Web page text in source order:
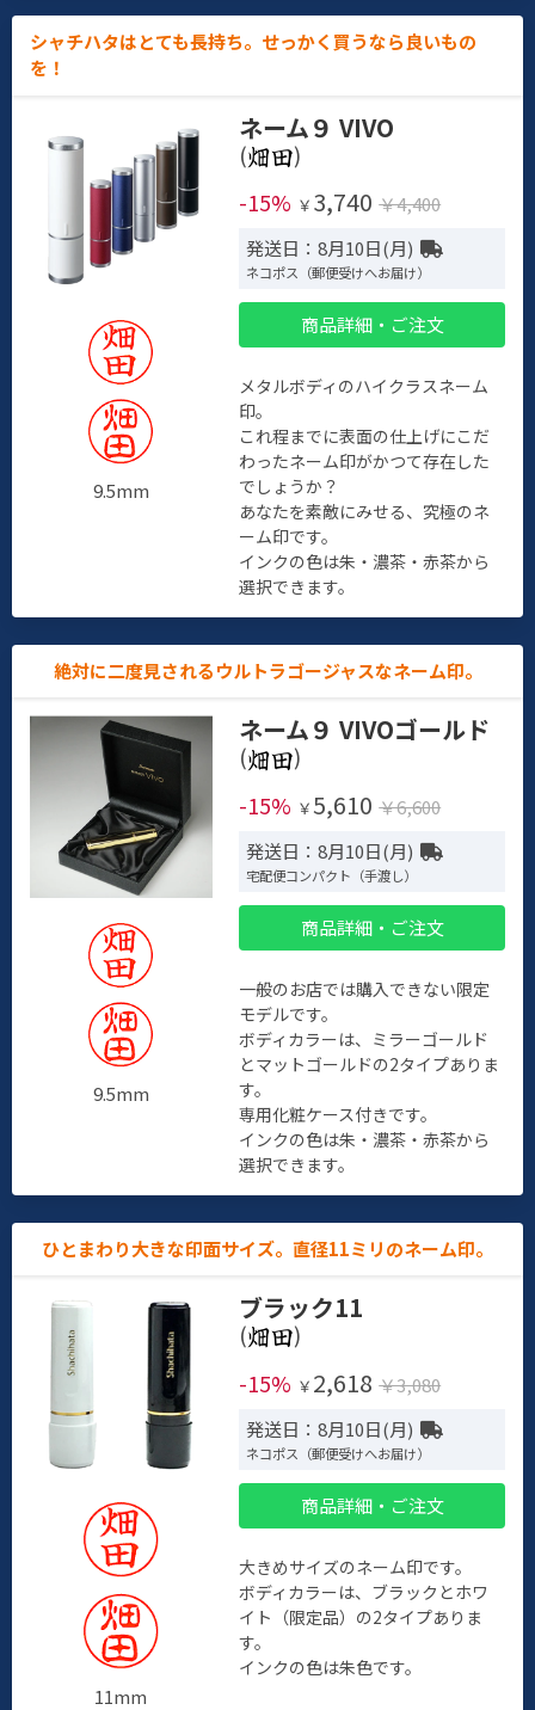
シャチハタはとても長持ち。せっかく買うなら良いもの
を！
9.5mm
ネーム９ VIVO
(
)
-15% ￥ 3,740 ￥4,400
発送日：8月10日(月)
ネコポス（郵便受けへお届け）
商品詳細・ご注文
メタルボディのハイクラスネーム
印。
これ程までに表面の仕上げにこだ
わったネーム印がかつて存在した
でしょうか？
あなたを素敵にみせる、究極のネ
ーム印です。
インクの色は朱・濃茶・赤茶から
選択できます。
絶対に二度見されるウルトラゴージャスなネーム印。
9.5mm
ネーム９ VIVOゴールド
(
)
-15% ￥ 5,610 ￥6,600
発送日：8月10日(月)
宅配便コンパクト（手渡し）
商品詳細・ご注文
一般のお店では購入できない限定
モデルです。
ボディカラーは、ミラーゴールド
とマットゴールドの2タイプありま
す。
専用化粧ケース付きです。
インクの色は朱・濃茶・赤茶から
選択できます。
ひとまわり大きな印面サイズ。直径11ミリのネーム印。
11mm
ブラック11
(
)
-15% ￥ 2,618 ￥3,080
発送日：8月10日(月)
ネコポス（郵便受けへお届け）
商品詳細・ご注文
大きめサイズのネーム印です。
ボディカラーは、ブラックとホワ
イト（限定品）の2タイプありま
す。
インクの色は朱色です。